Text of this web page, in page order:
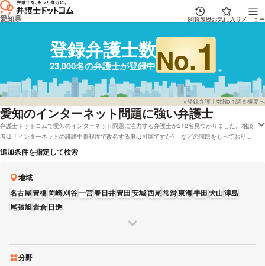
愛知県 閲覧履歴お気に入り メニュー
登録弁護士数
23,000名の弁護士が登録中No.1
※登録弁護士数No.1調査概要へ
愛知のインターネット問題に強い弁護士
弁護士ドットコムで愛知のインターネット問題に注力する弁護士が212名見つかりました。相談
者は「インターネットの誹謗中傷程度で改名する事は可能ですか?」などの問題をもっておりま
す。弁護士ドットコムでは弁護士費用を後払いで応対してくれる弁護士や愛知で初回相談を無料
で受け付けしてくれる弁護士といった色々な条件で調べることができます。例えば「口コミの評
愛知周辺の弁護士と法律事務所を実績で比較したい」などの希望にも応じることができます。弁
護士の中には「企業の技術担当者様や外部の専門家と協働し、サービスの立ち上げや製品の企画
設計段階から、技術的な側面にも配慮してサポートします。」とおっしゃる方もおります。イン
ターネット問題で心配事がある方は本サイトに登録する全弁護士22,835人の中から、営業時間
や能力などの条件を踏まえて、希望に適した弁護士に一度相談をしてみることもご検討くださ
追加条件を指定して検索
地域
名古屋豊橋岡崎刈谷一宮春日井豊田安城西尾常滑東海半田犬山津島
尾張旭岩倉 日進
分野